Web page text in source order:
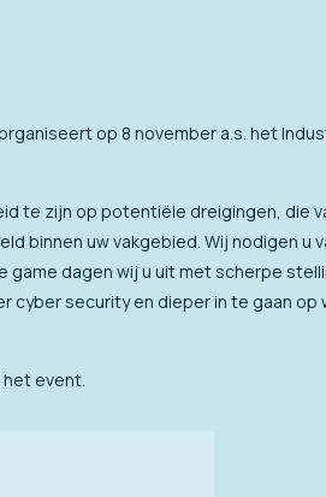
op 8 november a.s. het
te zijn op potentiële dreigingen, die
binnen uw vakgebied. Wij nodigen u
game dagen wij u uit met scherpe
cyber security en dieper in te gaan
event.